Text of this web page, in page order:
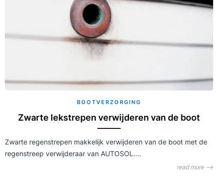
BOOTVERZORGING
Zwarte lekstrepen verwijderen van de boot
Zwarte regenstrepen makkelijk verwijderen van de boot met de
regenstreep verwijderaar van AUTOSOL....
read more ⟶